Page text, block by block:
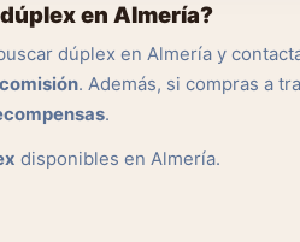
en Almería?
dúplex en Almería y
. Además, si compras a
.
disponibles en Almería.